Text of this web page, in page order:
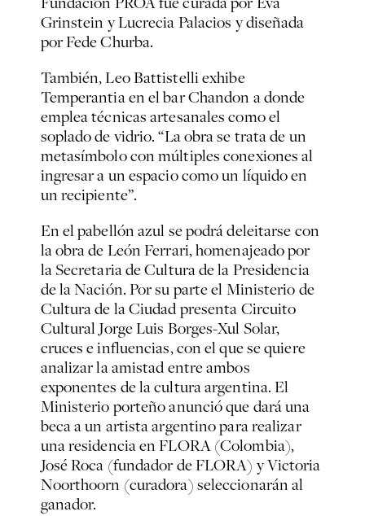
Grinstein y Lucrecia Palacios y diseñada
por Fede Churba.
También, Leo Battistelli exhibe
Temperantia en el bar Chandon a donde
emplea técnicas artesanales como el
soplado de vidrio. “La obra se trata de un
metasímbolo con múltiples conexiones al
ingresar a un espacio como un líquido en
un recipiente”.
En el pabellón azul se podrá deleitarse con
la obra de León Ferrari, homenajeado por
la Secretaria de Cultura de la Presidencia
de la Nación. Por su parte el Ministerio de
Cultura de la Ciudad presenta Circuito
Cultural Jorge Luis Borges-Xul Solar,
cruces e influencias, con el que se quiere
analizar la amistad entre ambos
exponentes de la cultura argentina. El
Ministerio porteño anunció que dará una
beca a un artista argentino para realizar
una residencia en FLORA (Colombia),
José Roca (fundador de FLORA) y Victoria
Noorthoorn (curadora) seleccionarán al
ganador.